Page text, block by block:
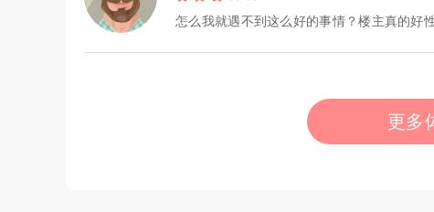
怎么我就遇不到这么好的事情？楼主真的好
更多